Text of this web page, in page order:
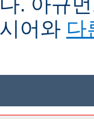
어와 다